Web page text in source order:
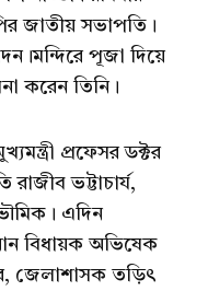
জাতীয় সভাপতি।
পূজা দিয়ে
করেন তিনি।
প্রফেসর ডক্টর
রাজীব ভট্টাচার্য,
ভৌমিক। এদিন
বিধায়ক অভিষেক
জেলাশাসক তড়িৎ